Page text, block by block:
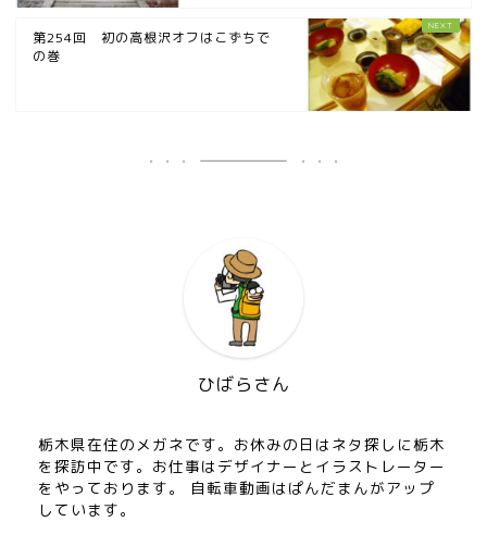
第254回 初の高根沢オフはこずちで
の巻
ひばらさん
栃木県在住のメガネです。お休みの日はネタ探しに栃木
を探訪中です。お仕事はデザイナーとイラストレーター
をやっております。 自転車動画はぱんだまんがアップ
しています。